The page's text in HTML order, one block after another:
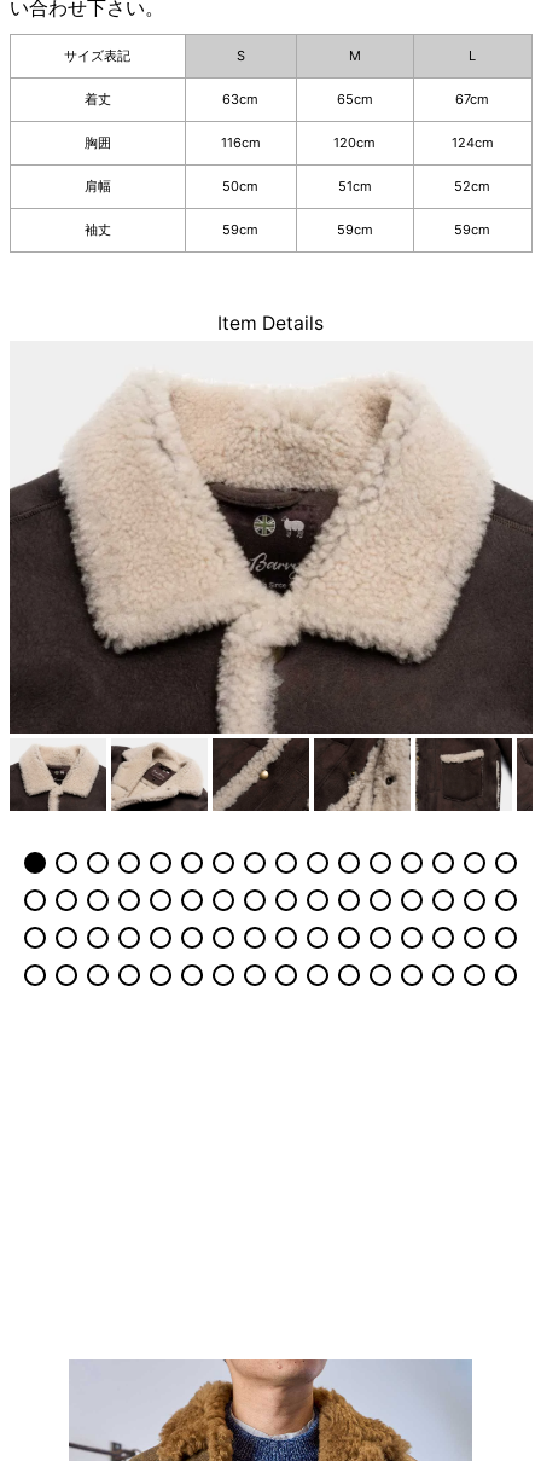
い合わせ下さい。
サイズ表記 S M L
着丈 63cm 65cm 67cm
胸囲 116cm 120cm 124cm
肩幅 50cm 51cm 52cm
袖丈 59cm 59cm 59cm
Item Details